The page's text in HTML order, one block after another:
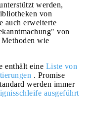
werden,
von
auch erweiterte
von
wie
enthält eine Liste von
. Promise
werden immer
ausgeführt